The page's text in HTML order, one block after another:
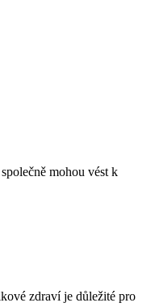
mohou vést k
zdraví je důležité pro